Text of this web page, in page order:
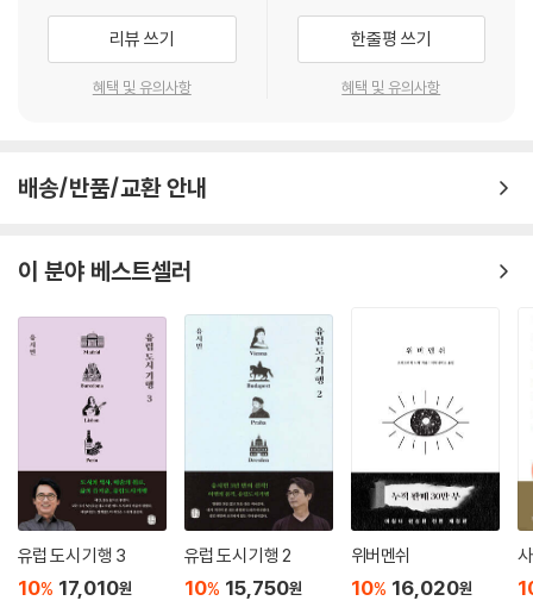
우리의 관계는 계약적이다. 계약의 이름으로 우리의 불평등은 정당화된다.
다른 한편 우리는 사람으로서 연결되어 있다. 사람으로서 우리는 서로 평
등하다. 계약관계의 기초에는 사람으로서의 평등이 있다. 현대자본주의 사
회에서 사람들은 형식적으로 평등하지만 실질적으로 불평등하다. 하지만
사회는 하나의 장소이며, 사회의 구성원이 된다는 것은 곧 이 장소에 대해
갖는다는 것이다. 예를 들어 서울역의 노숙자들. 그들은 갈 데가 없어서 거
기 있는 것인데, ‘갈 데가 없다’는 표현은 그들이 이 사회 안에서 갖고 있는
자리의 위태로움을 드러낸다._289쪽
로마에서는 영아 유기expositio가 성행했는데, 유기된 아이를 데려다 키
운 사람은 그 아이를 종으로 부리든지 내다 팔든지 마음대로 할 수 있었다
(양자로 삼을 수도 있었지만 그런 경우는 드물었다). 아이가 버려졌을 때
이미 “죽은 목숨”이었다는 생각이 이러한 관행을 정당화하였다. 말하자
면, 아이가 자기를 거두어준 사람에게 생명을 빚졌다는 생각, 그리고 생명
에 대한 빚은 생명으로만(즉 일생을 바쳐서만) 갚을 수 있다는 생각이다.
이 책의 키워드는 사람, 장소, 그리고 환대이다. 이 세 개념은 맞물려서 서
로를 지탱한다. 사람임은 일종의 자격이며, 타인의 인정을 필요로 한다. 우
리는 환대에 의해 사회 안에 들어가며 사람이 된다. 사람이 된다는 것은 자
관적인 실체가 아니라 ‘내가 타인에게 현상하고, 타인이 나에게 현상하는
야를 확장한다. 사람은 법적 주체일 뿐 아니라, 일상의 의례를 통해 재생산
되는 대상이기도 하다는 것이다.
‘상호작용 질서interaction order’에 대한 사회학자 어빙 고프먼의 연구
는 이러한 확장에 결정적인 도움을 준다. 김현경은 상호작용 질서 대 사회
구조라는 고프먼의 이분법을 따르면서, 상호작용 질서에서의 형식적 평등
과 구조 안에서의 실질적 불평등이 어떻게 현대 사회 특유의 긴장을 가져
오는지 설명한다. 현대 사회는 우리가 잘살건 못살건 배웠건 못 배웠건 모
두 사람으로서 평등하다고 선언한다. 하지만 우리를 사람으로 만들어주는
것은 추상적인 관념이 아니라 우리가 매일매일 다른 사람들로부터 받는 대
접이다. 사람행세를 하고 사람대접을 받는 데 물질적인 조건들은 여전히
중요하게 작용한다. 신자유주의의 모순은 상호작용 질서의 차원에서는 모
든 인간의 존엄성을 주장하면서, 구조의 차원에서는 사람들에게서 자신의
리뷰 쓰기
혜택 및 유의사항
한줄평 쓰기
혜택 및 유의사항
배송/반품/교환 안내
이 분야 베스트셀러
유럽 도시 기행 3
10% 17,010원
유럽 도시 기행 2
10% 15,750원
위버멘쉬
10% 16,020원